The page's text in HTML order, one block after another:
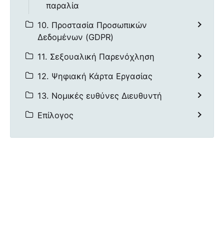
παραλία
10. Προστασία Προσωπικών
Δεδομένων (GDPR)
11. Σεξουαλική Παρενόχληση
12. Ψηφιακή Κάρτα Εργασίας
13. Νομικές ευθύνες Διευθυντή
Επίλογος